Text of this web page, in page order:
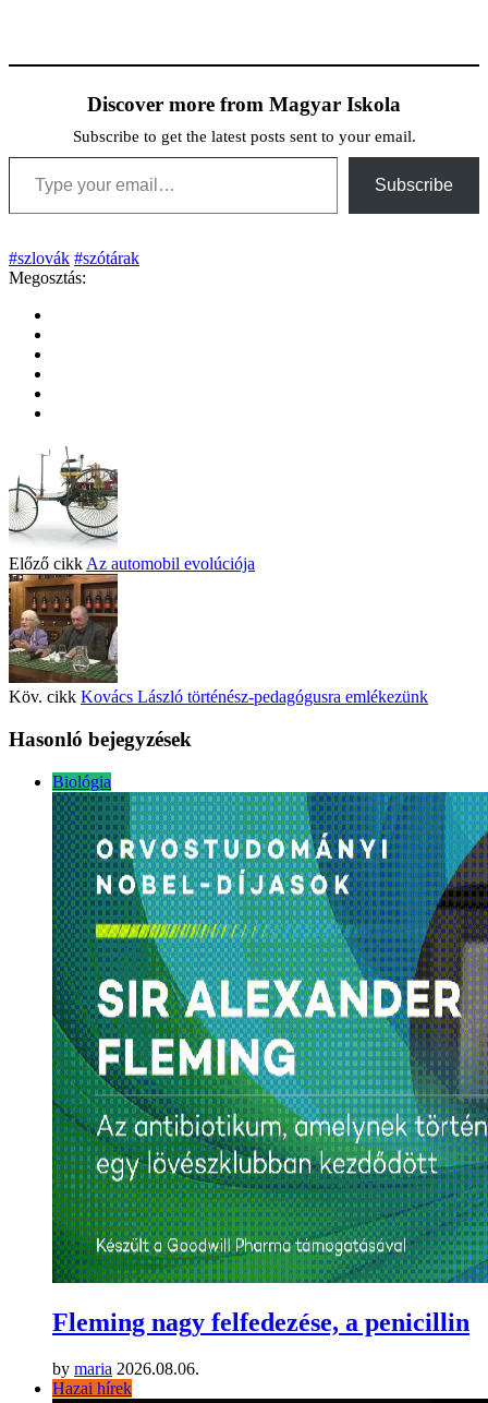
Discover more from Magyar Iskola
Subscribe to get the latest posts sent to your email.
Type your email…
Subscribe
#szlovák #szótárak
Megosztás:
Előző cikk Az automobil evolúciója
Köv. cikk Kovács László történész-pedagógusra emlékezünk
Hasonló bejegyzések
Biológia
Fleming nagy felfedezése, a penicillin
by maria 2026.08.06.
Hazai hírek